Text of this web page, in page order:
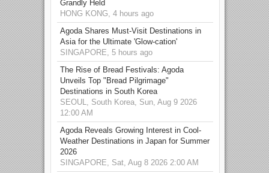
Grandly Held
HONG KONG, 4 hours ago
Agoda Shares Must-Visit Destinations in
Asia for the Ultimate 'Glow-cation'
SINGAPORE, 5 hours ago
The Rise of Bread Festivals: Agoda
Unveils Top "Bread Pilgrimage"
Destinations in South Korea
SEOUL, South Korea, Sun, Aug 9 2026
12:00 AM
Agoda Reveals Growing Interest in Cool-
Weather Destinations in Japan for Summer
2026
SINGAPORE, Sat, Aug 8 2026 2:00 AM